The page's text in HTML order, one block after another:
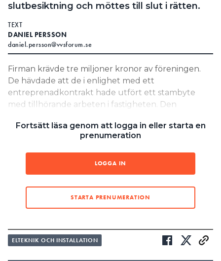
Om tidningen
Kontakt
Personuppgifter
Search for:
SEARCH
slutbesiktning och möttes till slut i rätten.
TEXT
DANIEL PERSSON
daniel.persson@vvsforum.se
Firman krävde tre miljoner kronor av föreningen.
De hävdade att de i enlighet med ett
entreprenadkontrakt hade utfört ett stambyte
med tillhörande arbeten i fastigheten. Den
var drygt 56 miljoner kronor. Enligt stämningen har
företaget utfört samtliga arbeten helt enligt avtal
och i rätt tid. De har blivit godkända vid
slutbesiktning och fakturerade på ett korrekt sätt.
Föreningen har inte drabbats av några
felaktigheter och har kunnat ta sin fastighet i bruk.
LÄS OCKSÅ:
LÄS OCKSÅ:
Fortsätt läsa genom att logga in eller starta en
prenumeration
LOGGA IN
STARTA PRENUMERATION
ELTEKNIK OCH INSTALLATION